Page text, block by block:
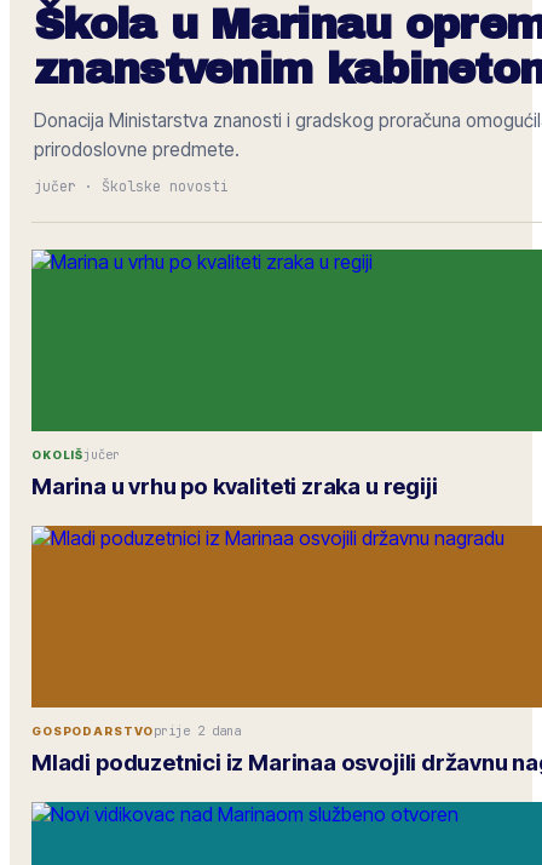
Škola u Marinau
znanstvenim
Donacija Ministarstva znanosti i gradskog proračuna
prirodoslovne predmete.
jučer · Školske novosti
OKOLIŠjučer
Marina u vrhu po kvaliteti zraka u regiji
GOSPODARSTVOprije 2 dana
Mladi poduzetnici iz Marinaa osvojili državnu